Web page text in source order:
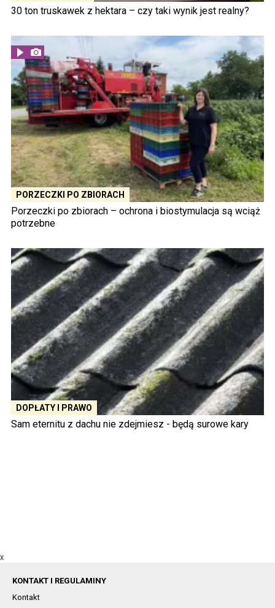
30 ton truskawek z hektara – czy taki wynik jest realny?
PORZECZKI PO ZBIORACH
Porzeczki po zbiorach – ochrona i biostymulacja są wciąż
potrzebne
DOPŁATY I PRAWO
Sam eternitu z dachu nie zdejmiesz - będą surowe kary
X
KONTAKT I REGULAMINY
Kontakt